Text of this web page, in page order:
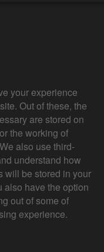
your experience
Out of these, the
are stored on
the working of
also use third-
understand how
will be stored in your
also have the option
out of some of
experience.